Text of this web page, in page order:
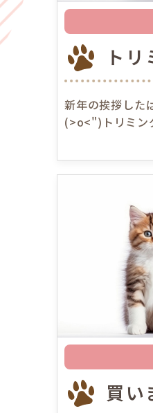
ト
新年の挨拶した
(>o<")トリミン
買い